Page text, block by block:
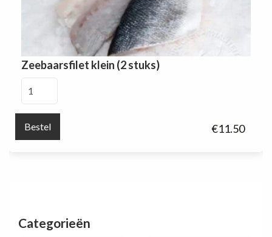
Zeebaarsfilet klein (2 stuks)
€11.50
(2
stuks)
Bestel
Categorieën